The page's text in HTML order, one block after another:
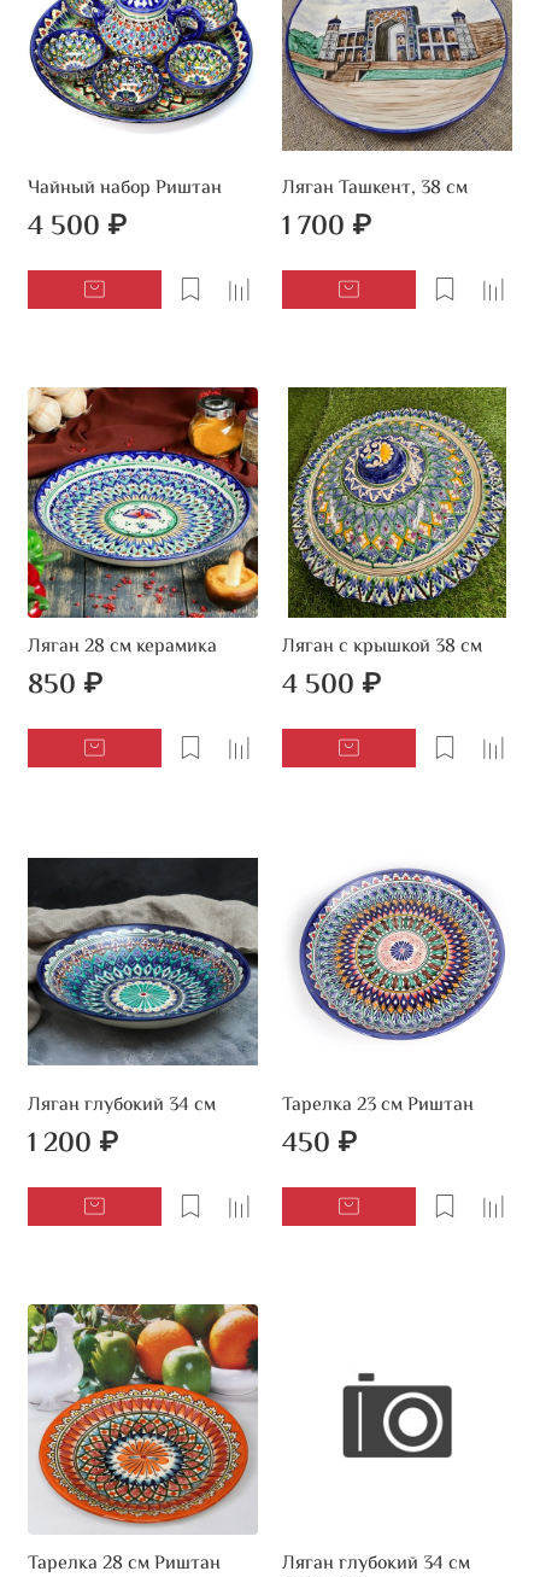
Чайный набор Риштан
4 500 ₽
Ляган Ташкент, 38 см
1 700 ₽
Ляган 28 см керамика
850 ₽
Ляган с крышкой 38 см
4 500 ₽
Ляган глубокий 34 см
1 200 ₽
Тарелка 23 см Риштан
450 ₽
Тарелка 28 см Риштан Ляган глубокий 34 см